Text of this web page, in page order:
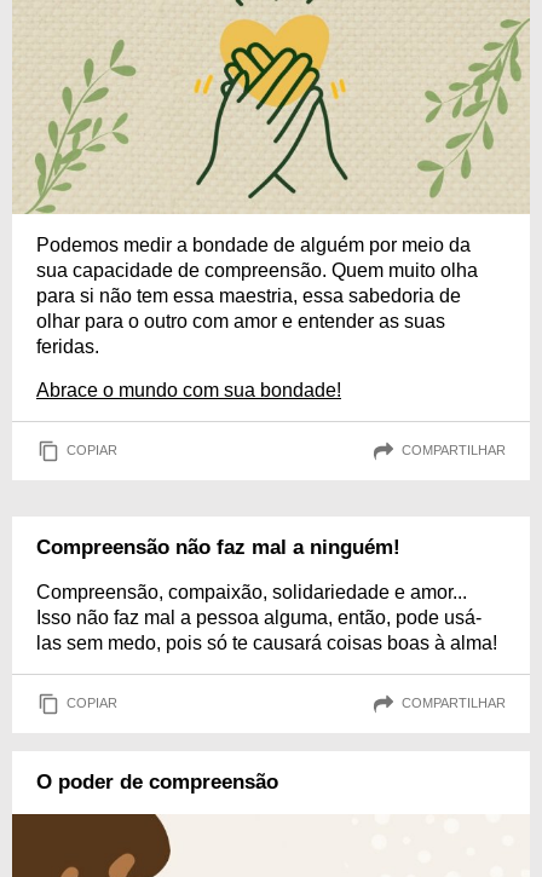
Podemos medir a bondade de alguém por meio da
sua capacidade de compreensão. Quem muito olha
para si não tem essa maestria, essa sabedoria de
olhar para o outro com amor e entender as suas
feridas.
Abrace o mundo com sua bondade!
COPIAR COMPARTILHAR
Compreensão não faz mal a ninguém!
Compreensão, compaixão, solidariedade e amor...
Isso não faz mal a pessoa alguma, então, pode usá-
las sem medo, pois só te causará coisas boas à alma!
COPIAR COMPARTILHAR
O poder de compreensão